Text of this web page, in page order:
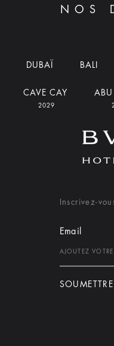
NOS
DUBAÏ BALI
CAVE CAY
2029
ABU
Inscrivez-
Email
SOUMETTRE